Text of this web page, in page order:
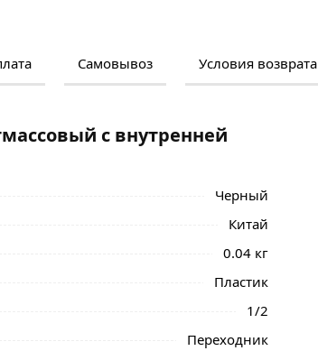
Самовывоз Условия возврата
и отзывами о товаре, чтобы сделать
с внутренней резьбой 1/2 Чёрный
с внутренней
Черный
Китай
0.04 кг
Пластик
1/2
Переходник